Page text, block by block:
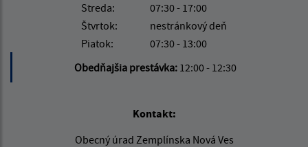
Streda:
07:30 - 17:00
Štvrtok:
nestránkový deň
Piatok:
07:30 - 13:00
Obedňajšia prestávka: 12:00 - 12:30
Kontakt:
Obecný úrad Zemplínska Nová Ves